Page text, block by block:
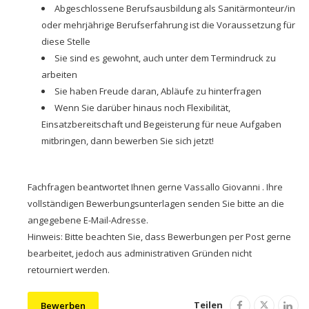
Abgeschlossene Berufsausbildung als Sanitärmonteur/in
oder mehrjährige Berufserfahrung ist die Voraussetzung für
diese Stelle
Sie sind es gewohnt, auch unter dem Termindruck zu
arbeiten
Sie haben Freude daran, Abläufe zu hinterfragen
Wenn Sie darüber hinaus noch Flexibilität,
Einsatzbereitschaft und Begeisterung für neue Aufgaben
mitbringen, dann bewerben Sie sich jetzt!
Fachfragen beantwortet Ihnen gerne Vassallo Giovanni . Ihre
vollständigen Bewerbungsunterlagen senden Sie bitte an die
angegebene E-Mail-Adresse.
Hinweis: Bitte beachten Sie, dass Bewerbungen per Post gerne
bearbeitet, jedoch aus administrativen Gründen nicht
retourniert werden.
Bewerben Teilen